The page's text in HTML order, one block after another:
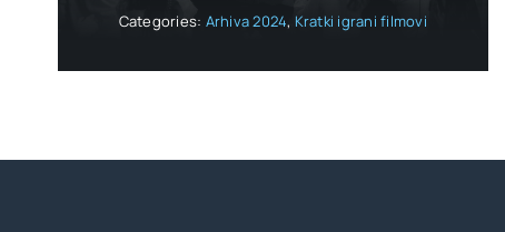
Categories: Arhiva 2024, Kratki igrani filmovi